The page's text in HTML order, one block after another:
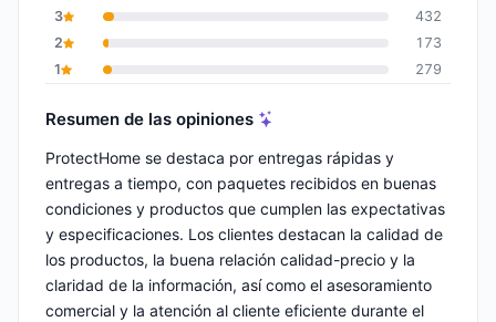
3
432
2
173
1
279
Resumen de las opiniones
ProtectHome se destaca por entregas rápidas y
entregas a tiempo, con paquetes recibidos en buenas
condiciones y productos que cumplen las expectativas
y especificaciones. Los clientes destacan la calidad de
los productos, la buena relación calidad-precio y la
claridad de la información, así como el asesoramiento
comercial y la atención al cliente eficiente durante el